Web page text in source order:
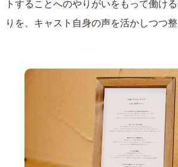
トすることへのやりがいをもって働ける
りを、キャスト自身の声を活かしつつ整